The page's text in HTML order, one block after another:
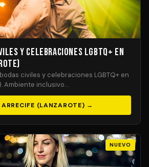
y Celebraciones LGBTQ+ en
civiles y celebraciones LGBTQ+ en
Ambiente inclusivo…
ARRECIFE (LANZAROTE) →
NUEVO